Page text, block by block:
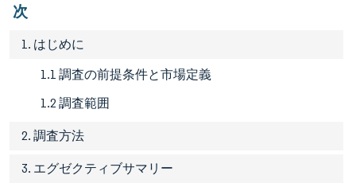
次
1. はじめに
1.1 調査の前提条件と市場定義
1.2 調査範囲
2. 調査方法
3. エグゼクティブサマリー